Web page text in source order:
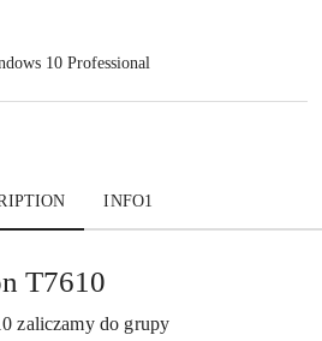
10 Professional
INFO1
T7610
zaliczamy do grupy